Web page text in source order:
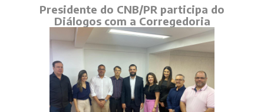
Presidente do CNB/PR participa do
Diálogos com a Corregedoria